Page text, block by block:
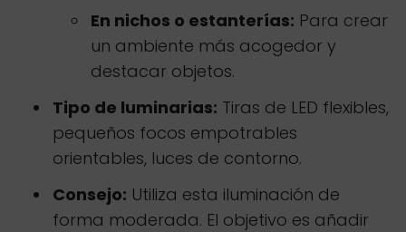
En nichos o estanterías: Para crear
un ambiente más acogedor y
destacar objetos.
Tipo de luminarias: Tiras de LED flexibles,
pequeños focos empotrables
orientables, luces de contorno.
Consejo: Utiliza esta iluminación de
forma moderada. El objetivo es añadir